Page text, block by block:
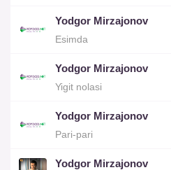
Yodgor Mirzajonov
Esimda
Yodgor Mirzajonov
Yigit nolasi
Yodgor Mirzajonov
Pari-pari
Yodgor Mirzajonov